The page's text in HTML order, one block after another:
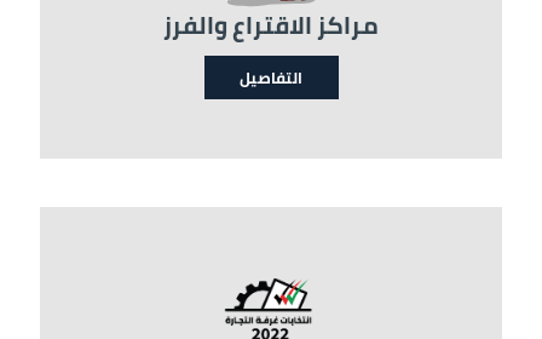
مراكز الاقتراع والفرز
التفاصيل